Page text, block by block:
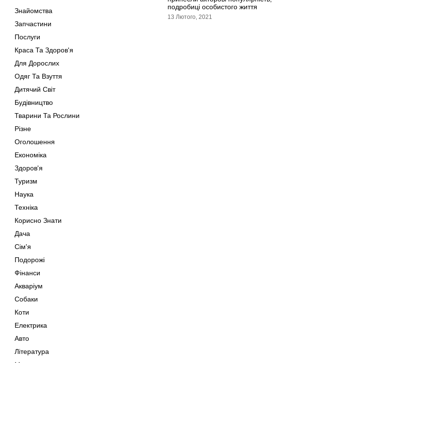
Знайомства
Запчастини
Послуги
Краса Та Здоров'я
Для Дорослих
Одяг Та Взуття
Дитячий Світ
Будівництво
Тварини Та Рослини
Різне
Оголошення
Економіка
Здоров'я
Туризм
Наука
Техніка
Корисно Знати
Дача
Сім'я
Подорожі
Фінанси
Акваріум
Собаки
Коти
Електрика
Авто
Література
Музика
подробиці особистого життя
13 Лютого, 2021